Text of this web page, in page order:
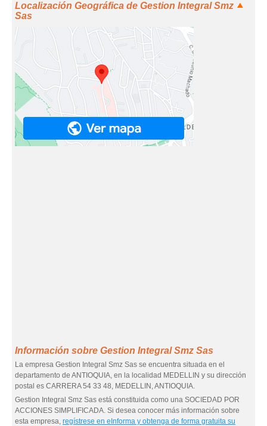
Localización Geográfica de Gestion Integral Smz
Sas
Información sobre Gestion Integral Smz Sas
La empresa Gestion Integral Smz Sas se encuentra situada en el
departamento de ANTIOQUIA, en la localidad MEDELLIN y su dirección
postal es CARRERA 54 33 48, MEDELLIN, ANTIOQUIA.
Gestion Integral Smz Sas está constituida como una SOCIEDAD POR
ACCIONES SIMPLIFICADA. Si desea conocer más información sobre
esta empresa, regístrese en eInforma y obtenga de forma gratuita su